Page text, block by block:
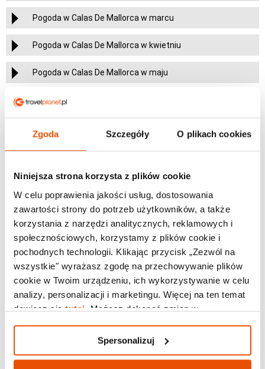
Zgoda Szczegóły O plikach cookies
Niniejsza strona korzysta z plików cookie
W celu poprawienia jakości usług, dostosowania
zawartości strony do potrzeb użytkowników, a także
korzystania z narzędzi analitycznych, reklamowych i
społecznościowych, korzystamy z plików cookie i
pochodnych technologii. Klikając przycisk „Zezwól na
wszystkie" wyrażasz zgodę na przechowywanie plików
cookie w Twoim urządzeniu, ich wykorzystywanie w celu
analizy, personalizacji i marketingu. Więcej na ten temat
dowiesz siętutaj. Możesz dokonać zmian w
Spersonalizuj.
Spersonalizuj
Pogoda w Calas De Mallorca w marcu
Pogoda w Calas De Mallorca w kwietniu
Pogoda w Calas De Mallorca w maju
Pogoda w Calas De Mallorca w czerwcu
Pogoda w Calas De Mallorca w sierpniu
Pogoda w Calas De Mallorca we wrześniu
Pogoda w Calas De Mallorca w październiku
Pogoda w Calas De Mallorca w listopadzie
Pogoda w Calas De Mallorca w grudniu
Średnie temperatury - Calas De Mallorca
Temperatura powietrza w dzień [°C]: